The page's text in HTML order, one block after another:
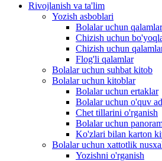
Rivojlanish va ta'lim
Yozish asboblari
Bolalar uchun qalamlar
Chizish uchun
Chizish uchun
Flog'li qalamlar
Bolalar uchun suhbat kitob
Bolalar uchun kitoblar
Bolalar uchun ertaklar
Bolalar uchun o'quv
Chet tillarini o'rganish
Bolalar uchun
Ko'zlari bilan karton
Bolalar uchun xattotlik
Yozishni o'rganish